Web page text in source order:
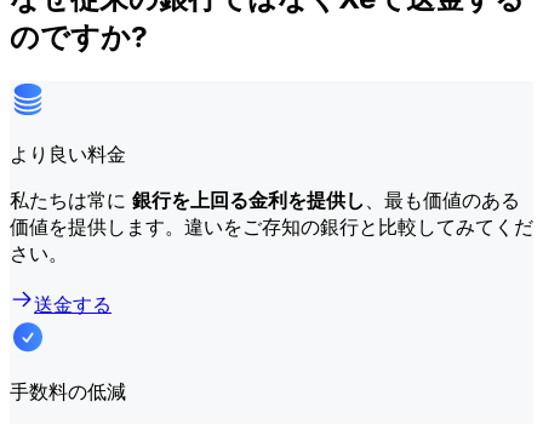
のですか?
より良い料金
私たちは常に 銀行を上回る金利を提供し 、最も価値のある
価値を提供します。違いをご存知の銀行と比較してみてくだ
さい。
送金する
手数料の低減